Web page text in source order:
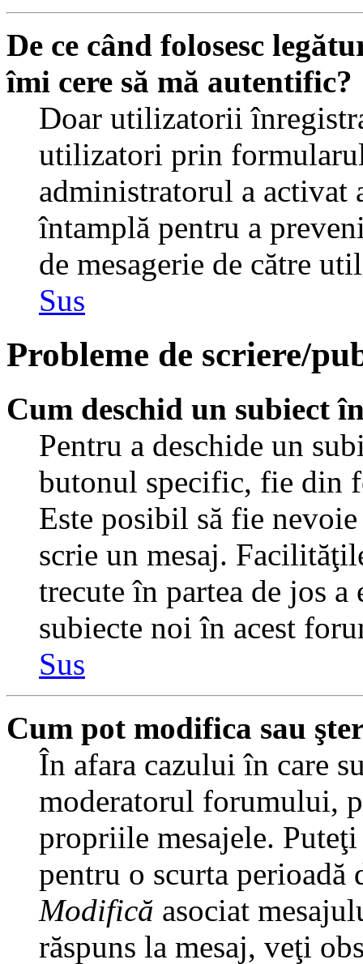
De ce când folosesc
îmi cere să mă autentific?
Doar utilizatorii
utilizatori prin
administratorul a activat
întamplă pentru a
de mesagerie de către
Sus
Probleme de scriere/
Cum deschid un subiect
Pentru a deschide un
butonul specific, fie din
Este posibil să fie
scrie un mesaj.
trecute în partea de jos
subiecte noi în acest
Sus
Cum pot modifica sau
În afara cazului în care
moderatorul forumului,
propriile mesajele.
pentru o scurta perioadă
Modifică asociat
răspuns la mesaj, veţi